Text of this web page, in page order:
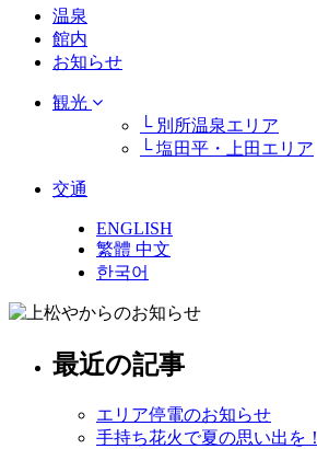
温泉
館内
お知らせ
観光
└ 別所温泉エリア
└ 塩田平・上田エリア
交通
ENGLISH
繁體 中文
한국어
最近の記事
エリア停電のお知らせ
手持ち花火で夏の思い出を！